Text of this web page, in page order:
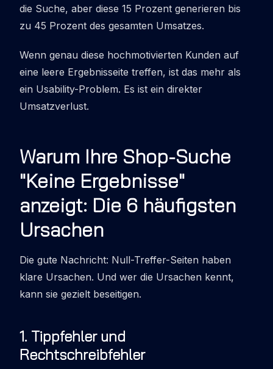
die Suche, aber diese 15 Prozent generieren bis
zu 45 Prozent des gesamten Umsatzes.
Wenn genau diese hochmotivierten Kunden auf
eine leere Ergebnisseite treffen, ist das mehr als
ein Usability-Problem. Es ist ein direkter
Umsatzverlust.
Warum Ihre Shop-Suche
"Keine Ergebnisse"
anzeigt: Die 6 häufigsten
Ursachen
Die gute Nachricht: Null-Treffer-Seiten haben
klare Ursachen. Und wer die Ursachen kennt,
kann sie gezielt beseitigen.
1. Tippfehler und
Rechtschreibfehler